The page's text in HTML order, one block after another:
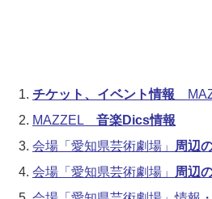
チケット、イベント情報
MAZZEL 音楽Dics情報
会場「愛知県芸術劇場」
周辺
会場「愛知県芸術劇場」
周辺